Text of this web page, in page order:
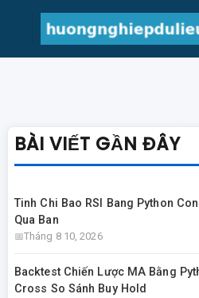
BÀI VIẾT GẦN ĐÂY
Tinh Chi Bao RSI Bang Python
Qua Ban
Tháng 8 10, 2026
Backtest Chiến Lược MA Bằng
Cross So Sánh Buy Hold